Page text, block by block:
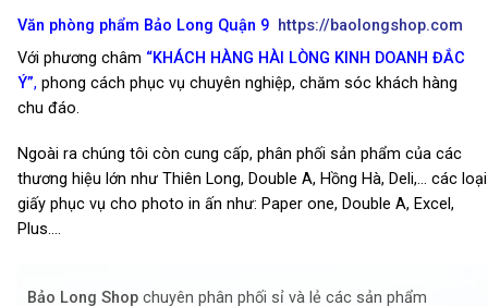
Văn phòng phẩm Bảo Long Quận 9 https://baolongshop.com
Với phương châm “KHÁCH HÀNG HÀI LÒNG KINH DOANH ĐẮC
Ý”, phong cách phục vụ chuyên nghiệp, chăm sóc khách hàng
chu đáo.
Ngoài ra chúng tôi còn cung cấp, phân phối sản phẩm của các
thương hiệu lớn như Thiên Long, Double A, Hồng Hà, Deli,… các loại
giấy phục vụ cho photo in ấn như: Paper one, Double A, Excel,
Plus….
Bảo Long Shop chuyên phân phối sỉ và lẻ các sản phẩm